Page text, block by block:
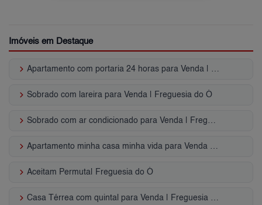
Imóveis em Destaque
keyboard_arrow_right Apartamento com portaria 24 horas para Venda | Freguesia do Ó
keyboard_arrow_right Sobrado com lareira para Venda | Freguesia do Ó
keyboard_arrow_right Sobrado com ar condicionado para Venda | Freguesia do Ó
keyboard_arrow_right Apartamento minha casa minha vida para Venda | Freguesia do Ó
keyboard_arrow_right Aceitam Permuta| Freguesia do Ó
keyboard_arrow_right Casa Térrea com quintal para Venda | Freguesia do Ó